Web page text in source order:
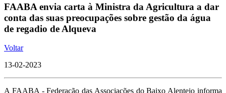
FAABA envia carta à Ministra da Agricultura a dar
conta das suas preocupações sobre gestão da água
de regadio de Alqueva
Voltar
13-02-2023
A FAABA - Federação das Associações do Baixo Alentejo informa